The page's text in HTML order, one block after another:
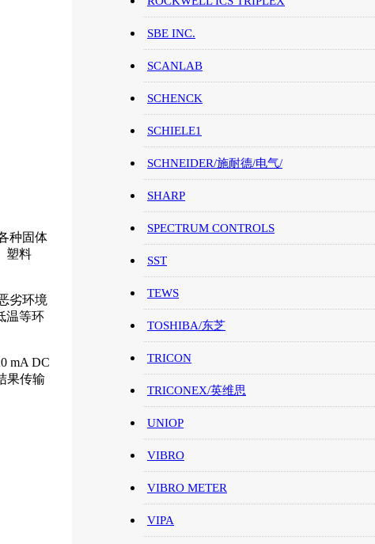
种固体
塑料
劣环境
温等环
mA DC
果传输
SBE INC.
SCANLAB
SCHENCK
SCHIELE1
SCHNEIDER/施耐德/电气/
SHARP
SPECTRUM CONTROLS
SST
TEWS
TOSHIBA/东芝
TRICON
TRICONEX/英维思
UNIOP
VIBRO
VIBRO METER
VIPA